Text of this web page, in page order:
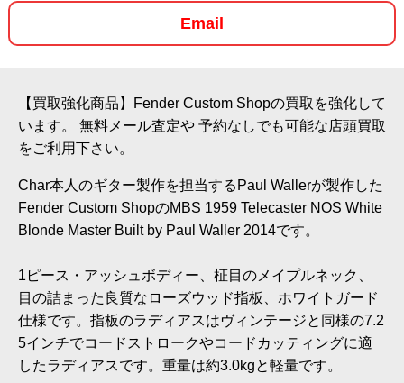
Email
【買取強化商品】Fender Custom Shopの買取を強化して
います。 無料メール査定や 予約なしでも可能な店頭買取
をご利用下さい。
Char本人のギター製作を担当するPaul Wallerが製作した
Fender Custom ShopのMBS 1959 Telecaster NOS White
Blonde Master Built by Paul Waller 2014です。
1ピース・アッシュボディー、柾目のメイプルネック、
目の詰まった良質なローズウッド指板、ホワイトガード
仕様です。指板のラディアスはヴィンテージと同様の7.2
5インチでコードストロークやコードカッティングに適
したラディアスです。重量は約3.0kgと軽量です。